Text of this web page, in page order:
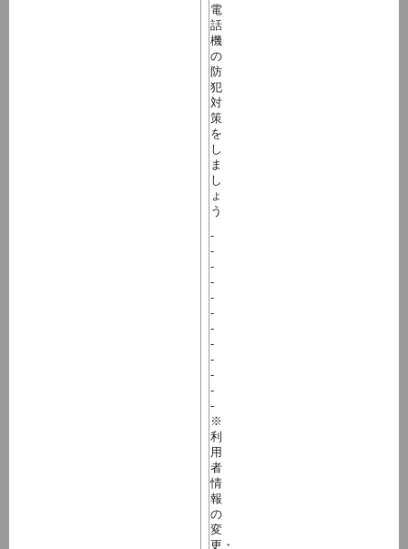
電
話
機
の
防
犯
対
策
を
し
ま
し
ょ
う
-
-
-
-
-
-
-
-
-
-
-
-
※
利
用
者
情
報
の
変
更・